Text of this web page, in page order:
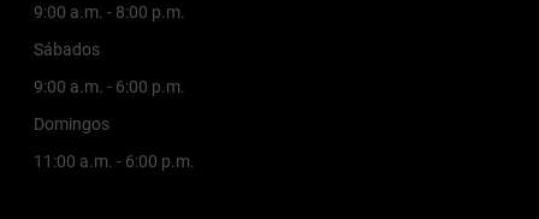
9:00 a.m. - 8:00 p.m.
Sábados
9:00 a.m. - 6:00 p.m.
Domingos
11:00 a.m. - 6:00 p.m.